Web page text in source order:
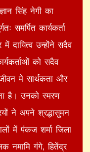
सिंह नेगी का
समर्पित कार्यकर्ता
दायित्व उन्होंने सदैव
को सदैव
मे सार्थकता और
है। उनको स्मरण
ने अपने श्रद्धासुमन
में पंकज शर्मा जिला
नमामि गंगे, हितेंद्र